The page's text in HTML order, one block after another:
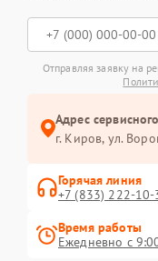
Отправляя заявку на
Адрес
г. Киров, ул.
Горячая линия
+7 (833) 222-10-
Время работы
Ежедневно с